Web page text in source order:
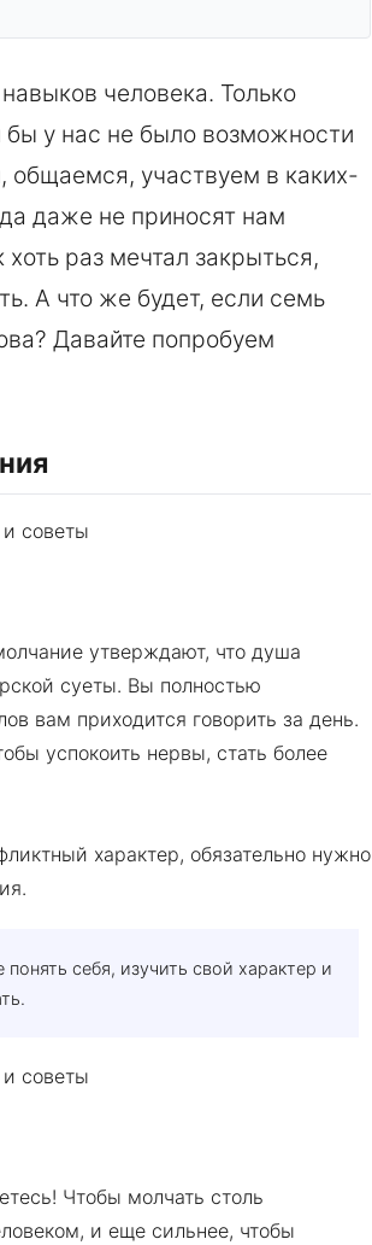
человека. Только
у нас не было возможности
общаемся, участвуем в каких-
даже не приносят нам
раз мечтал закрыться,
А что же будет, если семь
Давайте попробуем
утверждают, что душа
суеты. Вы полностью
вам приходится говорить за день.
успокоить нервы, стать более
характер, обязательно нужно
себя, изучить свой характер и
Чтобы молчать столь
и еще сильнее, чтобы